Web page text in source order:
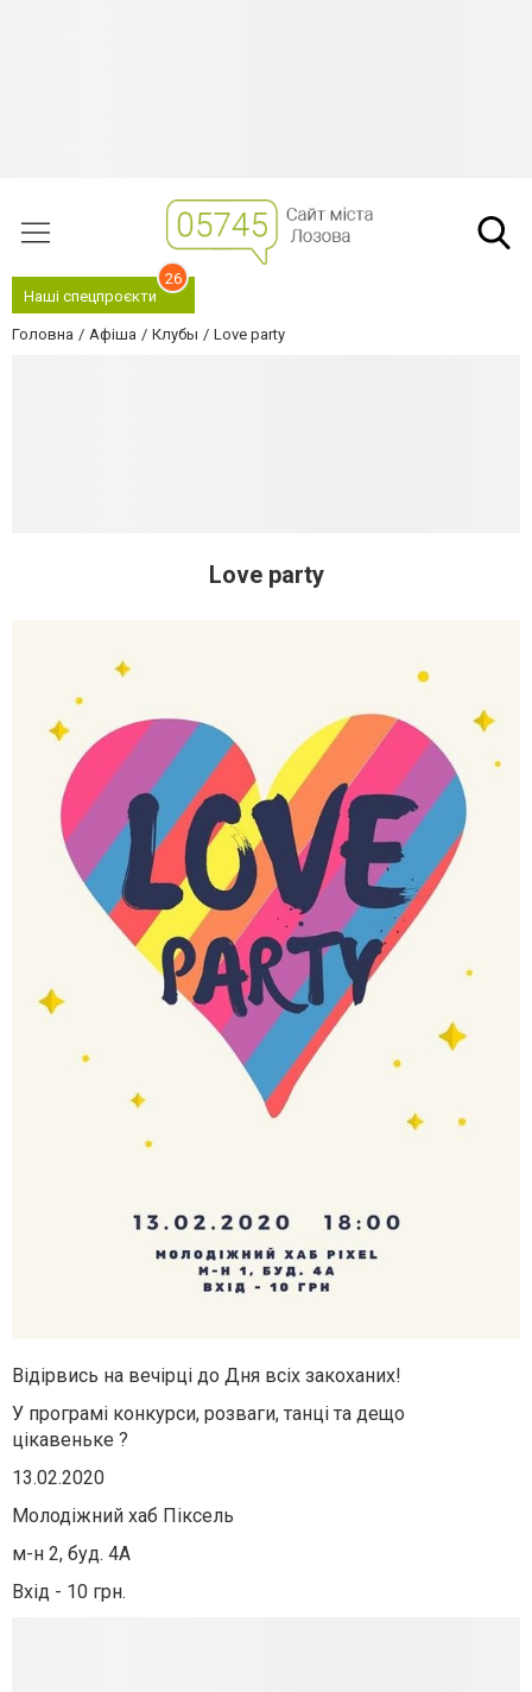
Наші спецпроєкти
26
Головна Афіша Клубы Love party
Love party
Відірвись на вечірці до Дня всіх закоханих!
У програмі конкурси, розваги, танці та дещо
цікавеньке ?
13.02.2020
Молодіжний хаб Піксель
м-н 2, буд. 4А
Вхід - 10 грн.